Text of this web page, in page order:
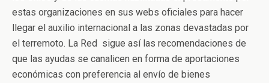
estas organizaciones en sus webs oficiales para hacer
llegar el auxilio internacional a las zonas devastadas por
el terremoto. La Red sigue así las recomendaciones de
que las ayudas se canalicen en forma de aportaciones
económicas con preferencia al envío de bienes